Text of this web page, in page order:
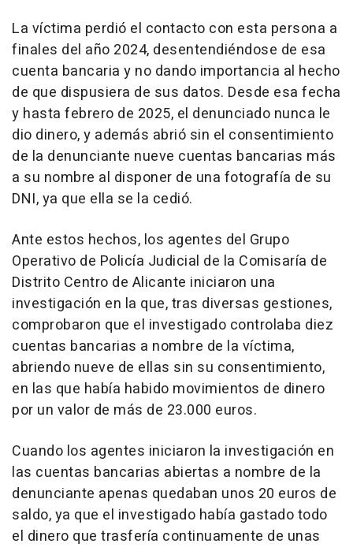
La víctima perdió el contacto con esta persona a
finales del año 2024, desentendiéndose de esa
cuenta bancaria y no dando importancia al hecho
de que dispusiera de sus datos. Desde esa fecha
y hasta febrero de 2025, el denunciado nunca le
dio dinero, y además abrió sin el consentimiento
de la denunciante nueve cuentas bancarias más
a su nombre al disponer de una fotografía de su
DNI, ya que ella se la cedió.
Ante estos hechos, los agentes del Grupo
Operativo de Policía Judicial de la Comisaría de
Distrito Centro de Alicante iniciaron una
investigación en la que, tras diversas gestiones,
comprobaron que el investigado controlaba diez
cuentas bancarias a nombre de la víctima,
abriendo nueve de ellas sin su consentimiento,
en las que había habido movimientos de dinero
por un valor de más de 23.000 euros.
Cuando los agentes iniciaron la investigación en
las cuentas bancarias abiertas a nombre de la
denunciante apenas quedaban unos 20 euros de
saldo, ya que el investigado había gastado todo
el dinero que trasfería continuamente de unas